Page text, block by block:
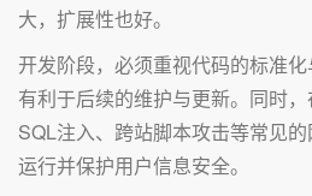
大，扩展性也好。
开发阶段，必须重视代码的标准
有利于后续的维护与更新。同时
SQL注入、跨站脚本攻击等常见
运行并保护用户信息安全。